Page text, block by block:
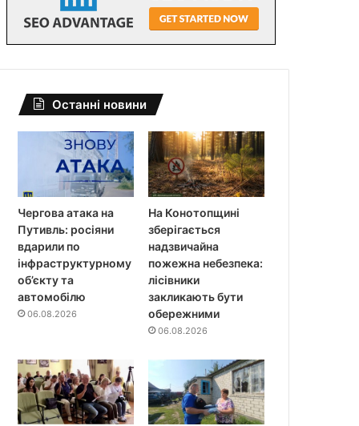
Останні новини
Чергова атака на
Путивль: росіяни
вдарили по
інфраструктурному
об’єкту та
автомобілю
06.08.2026
На Конотопщині
зберігається
надзвичайна
пожежна небезпека:
лісівники
закликають бути
обережними
06.08.2026